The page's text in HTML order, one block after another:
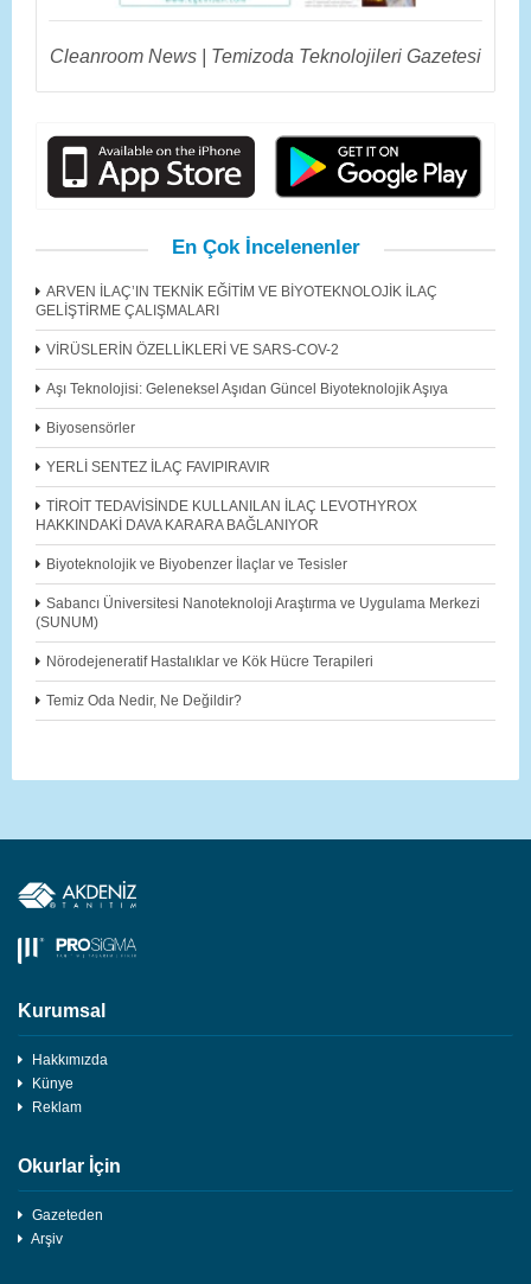
Cleanroom News | Temizoda Teknolojileri Gazetesi
En Çok İncelenenler
ARVEN İLAÇ’IN TEKNİK EĞİTİM VE BİYOTEKNOLOJİK İLAÇ
GELİŞTİRME ÇALIŞMALARI
VİRÜSLERİN ÖZELLİKLERİ VE SARS-COV-2
Aşı Teknolojisi: Geleneksel Aşıdan Güncel Biyoteknolojik Aşıya
Biyosensörler
YERLİ SENTEZ İLAÇ FAVIPIRAVIR
TİROİT TEDAVİSİNDE KULLANILAN İLAÇ LEVOTHYROX
HAKKINDAKİ DAVA KARARA BAĞLANIYOR
Biyoteknolojik ve Biyobenzer İlaçlar ve Tesisler
Sabancı Üniversitesi Nanoteknoloji Araştırma ve Uygulama Merkezi
(SUNUM)
Nörodejeneratif Hastalıklar ve Kök Hücre Terapileri
Temiz Oda Nedir, Ne Değildir?
Kurumsal
Hakkımızda
Künye
Reklam
Okurlar İçin
Gazeteden
Arşiv